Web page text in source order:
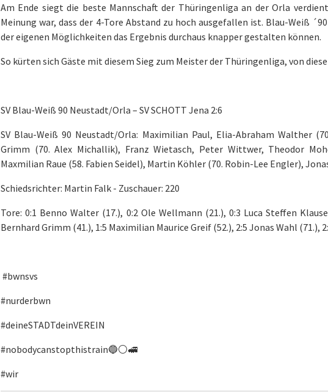
Am Ende siegt die beste Mannschaft der Thüringenliga an der Orla
Meinung war, dass der 4-Tore Abstand zu hoch ausgefallen ist. Blau-Weiß
der eigenen Möglichkeiten das Ergebnis durchaus knapper gestalten können.
So kürten sich Gäste mit diesem Sieg zum Meister der Thüringenliga, von
SV Blau-Weiß 90 Neustadt/Orla – SV SCHOTT Jena 2:6
SV Blau-Weiß 90 Neustadt/Orla: Maximilian Paul, Elia-Abraham Walther
Grimm (70. Alex Michallik), Franz Wietasch, Peter Wittwer, Theodor
Maxmilian Raue (58. Fabien Seidel), Martin Köhler (70. Robin-Lee Engler),
Schiedsrichter: Martin Falk - Zuschauer: 220
Tore: 0:1 Benno Walter (17.), 0:2 Ole Wellmann (21.), 0:3 Luca Steffen
Bernhard Grimm (41.), 1:5 Maximilian Maurice Greif (52.), 2:5 Jonas Wahl (71.),
#bwnsvs
#nurderbwn
#deineSTADTdeinVEREIN
#nobodycanstopthistrain🔵⚪️🚅
#wir